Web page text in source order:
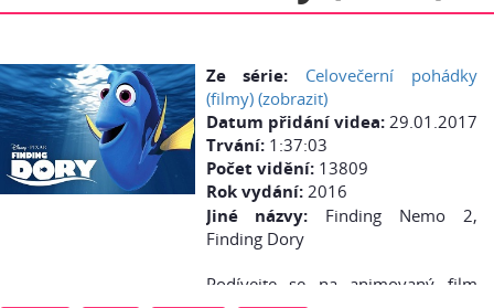
Ze série: Celovečerní pohádky
(filmy) (zobrazit)
Datum přidání videa: 29.01.2017
Trvání: 1:37:03
Počet vidění: 13809
Rok vydání: 2016
Jiné názvy: Finding Nemo 2,
Finding Dory
Podívejte se na animovaný film